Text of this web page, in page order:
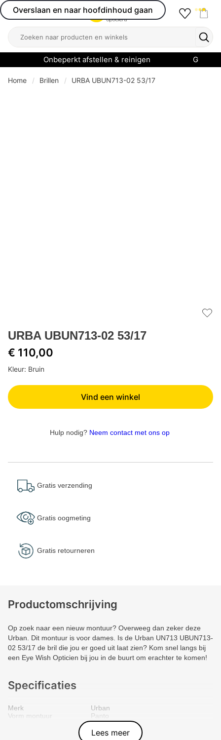
Overslaan en naar hoofdinhoud gaan
Open menu
Zoeken
Onbeperkt afstellen & reinigen
Home Brillen URBA UBUN713-02 53/17
URBA UBUN713-02 53/17
€ 110,00
Kleur: Bruin
Vind een winkel
Hulp nodig? Neem contact met ons op
Gratis verzending
Gratis oogmeting
Gratis retourneren
Productomschrijving
Op zoek naar een nieuw montuur? Overweeg dan zeker deze
Urban. Dit montuur is voor dames. Is de Urban UN713 UBUN713-
02 53/17 de bril die jou er goed uit laat zien? Kom snel langs bij
een Eye Wish Opticien bij jou in de buurt om erachter te komen!
Specificaties
Merk
Urban
Vorm montuur
Panto
Bruin
Plastic
Lees meer